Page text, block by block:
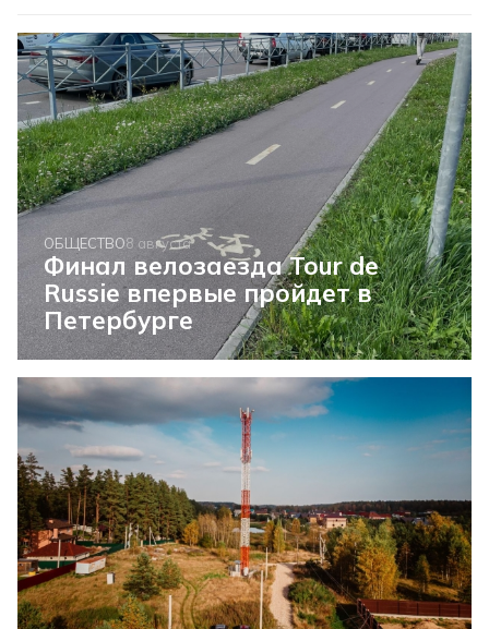
ОБЩЕСТВО8 августа
Финал велозаезда Tour de
Russie впервые пройдет в
Петербурге